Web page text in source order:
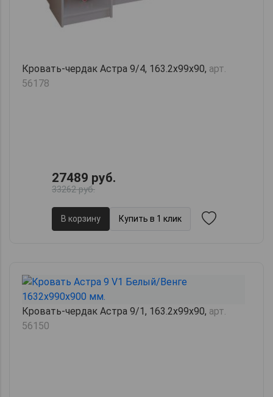
Кровать-чердак Астра 9/4, 163.2х99х90, арт.
56178
27489 руб.
33262 руб.
В корзину Купить в 1 клик
Кровать-чердак Астра 9/1, 163.2х99х90, арт.
56150